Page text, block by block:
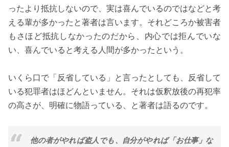
ったより抵抗しないので、実は喜んでいるのではなどと考
える輩が多かったと著者は言います。それどころか被害者
もさほど抵抗しなかったのだから、内心では拒んでいな
い、喜んでいると考える人間が多かったという。
いくら口で「反省している」と言ったとしても、反省して
いる犯罪者はほどんといません。それは仮釈放後の再犯率
の高さが、明確に物語っている、と著者は語るのです。
他の者がやれば盗人でも、自分がやれば「お仕事」な